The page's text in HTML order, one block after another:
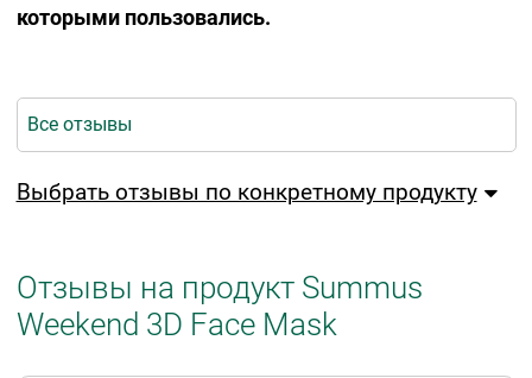
которыми пользовались.
Все отзывы
Выбрать отзывы по конкретному продукту
Отзывы на продукт Summus
Weekend 3D Face Mask